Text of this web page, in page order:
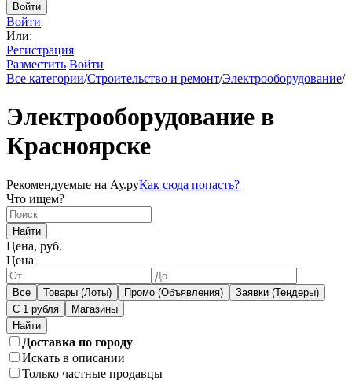
Войти
Войти
Или:
Регистрация
Разместить Войти
Все категории/Строительство и ремонт/Электрооборудование/
Электрооборудование в
Красноярске
Рекомендуемые на Ау.руКак сюда попасть?
Что ищем?
Найти
Цена, руб.
Цена
Все Товары (Лоты) Промо (Объявления)
Заявки (Тендеры)
С 1 рубля
Магазины
Доставка по городу
Искать в описании
Только частные продавцы